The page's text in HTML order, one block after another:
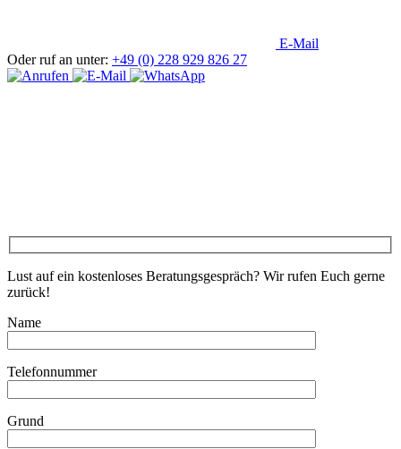
E-Mail
Oder ruf an unter: +49 (0) 228 929 826 27
Lust auf ein kostenloses Beratungsgespräch? Wir rufen Euch gerne
zurück!
Name
Telefonnummer
Grund